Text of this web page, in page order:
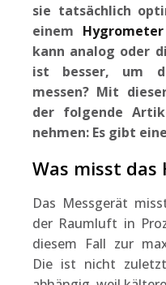
sie tatsächlich
einem Hygrometer
kann analog oder
ist besser, um
messen? Mit
der folgende
nehmen: Es gibt
Was misst das
Das Messgerät
der Raumluft in
diesem Fall zur
Die ist nicht